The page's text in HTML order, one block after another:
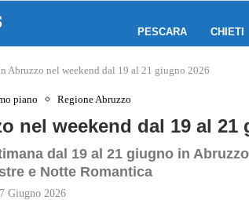
PESCARA CHIETI
Abruzzo nel weekend dal 19 al 21 giugno 2026
piano Regione Abruzzo
nel weekend dal 19 al 21
dal 19 al 21 giugno in
e Notte Romantica
Giugno 2026